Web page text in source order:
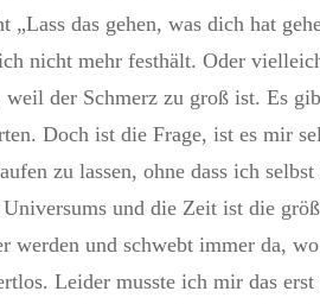
das gehen, was dich hat
nicht mehr festhält. Oder
der Schmerz zu groß ist. Es
Doch ist die Frage, ist es mir
zu lassen, ohne dass ich
und die Zeit ist die
werden und schwebt immer da,
Leider musste ich mir das